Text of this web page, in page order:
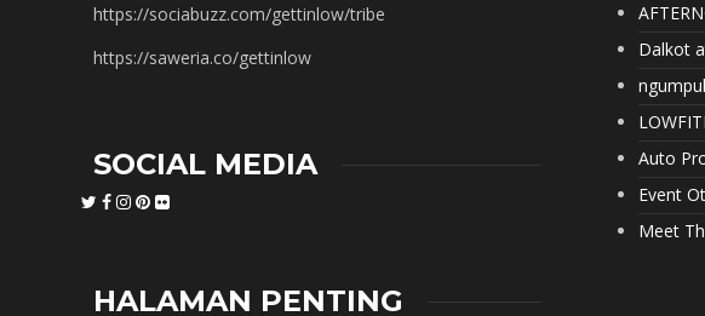
https://sociabuzz.com/gettinlow/tribe
https://saweria.co/gettinlow
SOCIAL MEDIA
HALAMAN PENTING
Dalkot
Auto
Event
Meet